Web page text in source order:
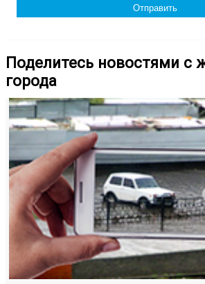
Поделитесь новостями с
города